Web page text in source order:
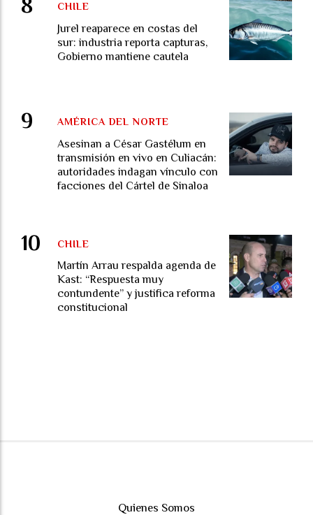
Jurel reaparece en costas del
sur: industria reporta capturas,
Gobierno mantiene cautela
CHILE
Asesinan a César Gastélum en
transmisión en vivo en Culiacán:
autoridades indagan vínculo con
facciones del Cártel de Sinaloa
AMÉRICA DEL NORTE
Martín Arrau respalda agenda de
Kast: “Respuesta muy
contundente” y justifica reforma
constitucional
CHILE
Quienes Somos